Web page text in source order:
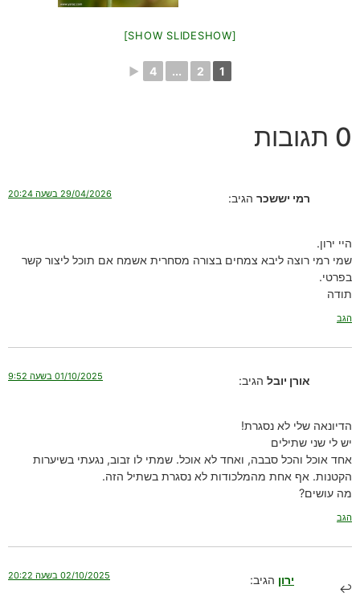
[SHOW SLIDESHOW]
1
2
...
4
►
0 תגובות
רמי יששכר הגיב: 29/04/2026 בשעה 20:24
היי ירון.
שמי רמי רוצה ליבא צמחים בצורה מסחרית אשמח אם תוכל ליצור קשר
בפרטי.
תודה
הגב
אורן יובל הגיב: 01/10/2025 בשעה 9:52
הדיונאה שלי לא נסגרת!
יש לי שני שתילים
אחד אוכל והכל סבבה, ואחד לא אוכל. שמתי לו זבוב, נגעתי בשיערות
הקטנות. אף אחת מהמלכודות לא נסגרת בשתיל הזה.
מה עושים?
הגב
ירון הגיב: 02/10/2025 בשעה 20:22